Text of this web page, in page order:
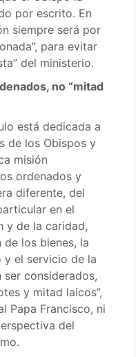
por escrito. En
siempre será por
para evitar
del ministerio.
no “mitad
está dedicada a
de los Obispos y
misión
ordenados y
diferente, del
en el
y de la caridad,
los bienes, la
y el servicio de la
ser considerados,
y mitad laicos”,
Papa Francisco, ni
del